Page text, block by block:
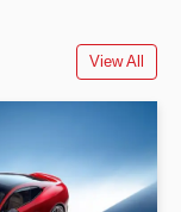
View All